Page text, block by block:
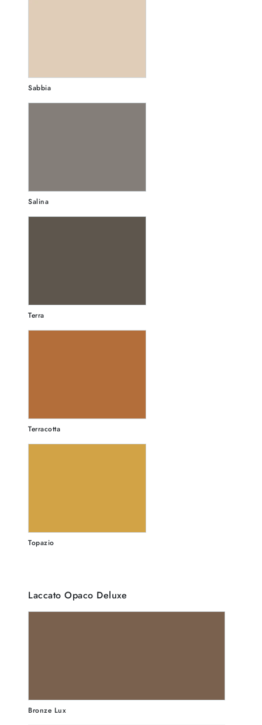
Sabbia
Salina
Terra
Terracotta
Topazio
Laccato Opaco Deluxe
Bronze Lux